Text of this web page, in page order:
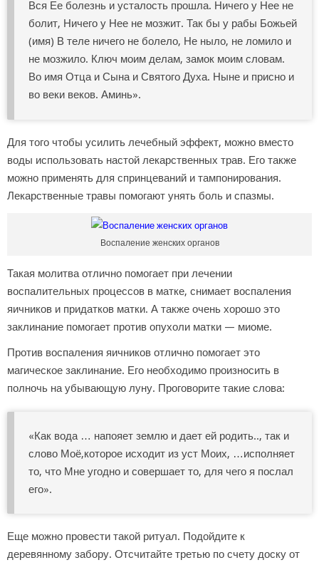
Вся Ее болезнь и усталость прошла. Ничего у Нее не
болит, Ничего у Нее не мозжит. Так бы у рабы Божьей
(имя) В теле ничего не болело, Не ныло, не ломило и
не мозжило. Ключ моим делам, замок моим словам.
Во имя Отца и Сына и Святого Духа. Ныне и присно и
во веки веков. Аминь».
Для того чтобы усилить лечебный эффект, можно вместо
воды использовать настой лекарственных трав. Его также
можно применять для спринцеваний и тампонирования.
Лекарственные травы помогают унять боль и спазмы.
Воспаление женских органов
Такая молитва отлично помогает при лечении
воспалительных процессов в матке, снимает воспаления
яичников и придатков матки. А также очень хорошо это
заклинание помогает против опухоли матки — миоме.
Против воспаления яичников отлично помогает это
магическое заклинание. Его необходимо произносить в
полночь на убывающую луну. Проговорите такие слова:
«Как вода … напояет землю и дает ей родить.., так и
слово Моё,которое исходит из уст Моих, …исполняет
то, что Мне угодно и совершает то, для чего я послал
его».
Еще можно провести такой ритуал. Подойдите к
деревянному забору. Отсчитайте третью по счету доску от